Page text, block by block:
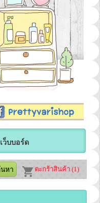
เว็บบอร์ด
ตะกร้าสินค้า (1)